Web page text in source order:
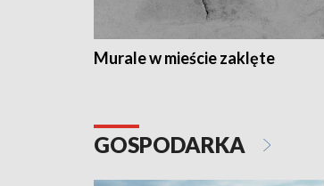
Murale w mieście zaklęte
GOSPODARKA